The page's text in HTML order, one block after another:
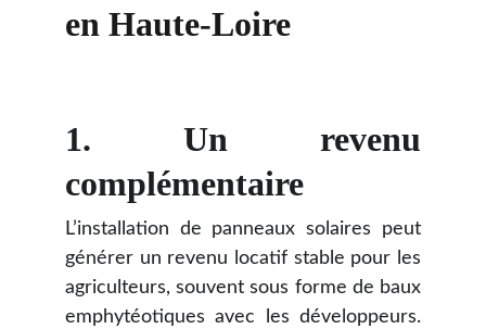
en Haute-Loire
1. Un revenu
complémentaire
L’installation de panneaux solaires peut
générer un revenu locatif stable pour les
agriculteurs, souvent sous forme de baux
emphytéotiques avec les développeurs.